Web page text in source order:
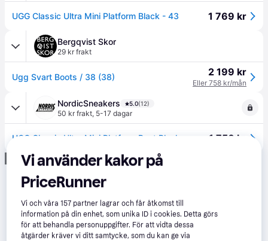
UGG Classic Ultra Mini Platform Black - 43 1 769 kr
Bergqvist Skor
29 kr frakt
Ugg Svart Boots / 38 (38) 2 199 kr
Eller 758 kr/mån
NordicSneakers 5.0(12)
50 kr frakt, 5-17 dagar
UGG Classic Ultra Mini Platform Boot Black 1 750 kr
Annons
Vi använder kakor på
PriceRunner
Vi och våra157 partner lagrar och får åtkomst till
information på din enhet, som unika ID i cookies. Detta görs
för att behandla personuppgifter. För att vidta dessa
åtgärder kräver vi ditt samtycke, som du kan ge via